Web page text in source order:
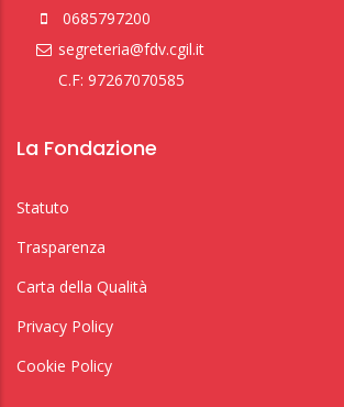
0685797200
segreteria@fdv.cgil.it
C.F: 97267070585
La Fondazione
Statuto
Trasparenza
Carta della Qualità
Privacy Policy
Cookie Policy